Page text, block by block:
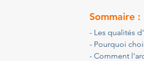
Sommaire :
- Les qualités
- Pourquoi
- Comment